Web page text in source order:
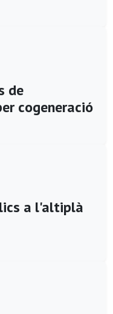
de
cogeneració
a l'altiplà